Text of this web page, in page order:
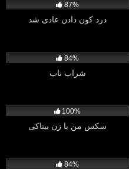
87%
درد کون دادن عادی شد
84%
شراب ناب
100%
سکس من با زن بیتاکی
84%